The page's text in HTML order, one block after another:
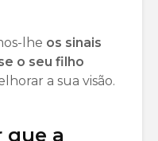
lhe os sinais
o seu filho
a sua visão.
que a